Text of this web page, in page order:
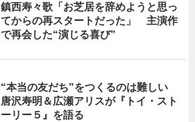
鎮西寿々歌「お芝居を辞めようと思っ
てからの再スタートだった」 主演作
で再会した“演じる喜び”
“本当の友だち”をつくるのは難しい
唐沢寿明＆広瀬アリスが『トイ・スト
ーリー５』を語る